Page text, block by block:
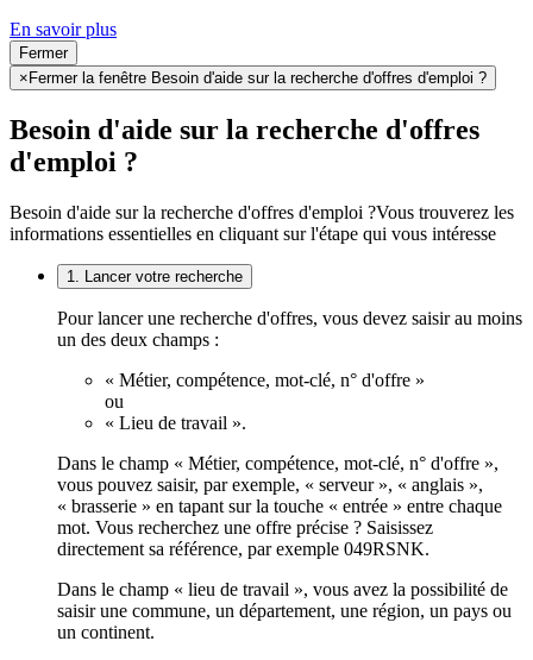
En savoir plus
Fermer
× Fermer la fenêtre Besoin d'aide sur la recherche d'offres d'emploi ?
Besoin d'aide sur la recherche d'offres
d'emploi ?
Besoin d'aide sur la recherche d'offres d'emploi ?Vous trouverez les
informations essentielles en cliquant sur l'étape qui vous intéresse
1. Lancer votre recherche
Pour lancer une recherche d'offres, vous devez saisir au moins
un des deux champs :
« Métier, compétence, mot-clé, n° d'offre »
ou
« Lieu de travail ».
Dans le champ « Métier, compétence, mot-clé, n° d'offre »,
vous pouvez saisir, par exemple, « serveur », « anglais »,
« brasserie » en tapant sur la touche « entrée » entre chaque
mot. Vous recherchez une offre précise ? Saisissez
directement sa référence, par exemple 049RSNK.
Dans le champ « lieu de travail », vous avez la possibilité de
saisir une commune, un département, une région, un pays ou
un continent.